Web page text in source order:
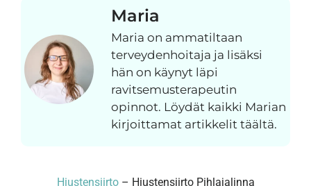
Maria
Maria on ammatiltaan
terveydenhoitaja ja lisäksi
hän on käynyt läpi
ravitsemusterapeutin
opinnot. Löydät kaikki Marian
kirjoittamat artikkelit täältä.
Hiustensiirto– Hiustensiirto Pihlajalinna